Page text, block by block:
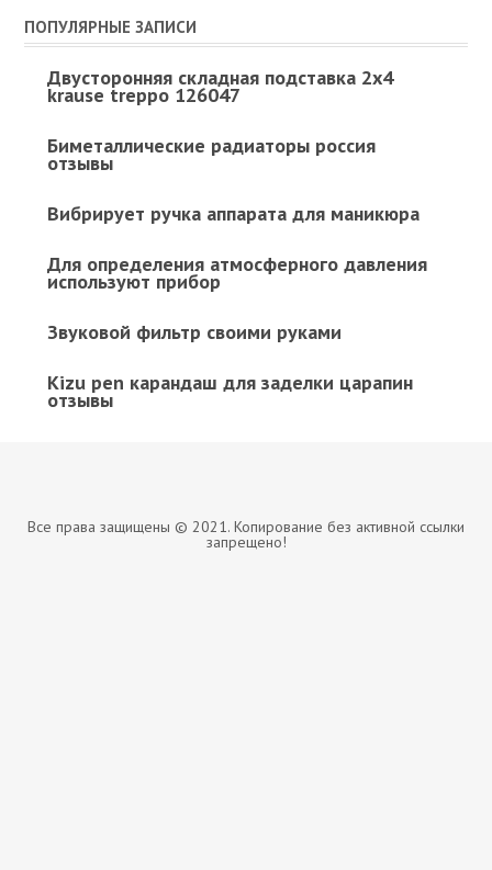
ПОПУЛЯРНЫЕ ЗАПИСИ
Двусторонняя складная подставка 2x4
krause treppo 126047
Биметаллические радиаторы россия
отзывы
Вибрирует ручка аппарата для маникюра
Для определения атмосферного давления
используют прибор
Звуковой фильтр своими руками
Kizu pen карандаш для заделки царапин
отзывы
Все права защищены © 2021. Копирование без активной ссылки
запрещено!